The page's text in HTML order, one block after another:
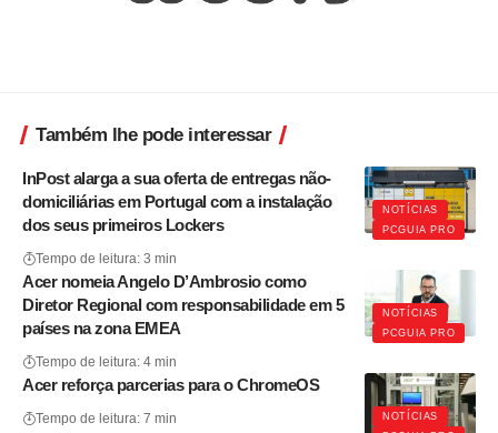
Também lhe pode interessar
NOTÍCIAS
PCGUIA PRO
InPost alarga a sua oferta de entregas não-
domiciliárias em Portugal com a instalação
dos seus primeiros Lockers
Tempo de leitura: 3 min
NOTÍCIAS
PCGUIA PRO
Acer nomeia Angelo D’Ambrosio como
Diretor Regional com responsabilidade em 5
países na zona EMEA
Tempo de leitura: 4 min
NOTÍCIAS
Acer reforça parcerias para o ChromeOS
Tempo de leitura: 7 min